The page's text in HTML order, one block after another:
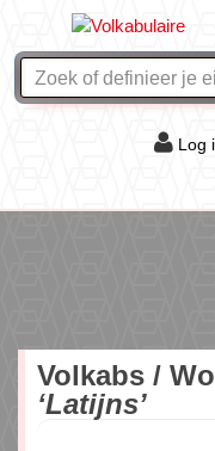
Log
Volkabs /
‘Latijns’